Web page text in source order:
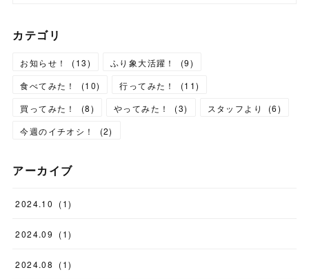
カテゴリ
お知らせ！ (13) ふり象大活躍！ (9)
食べてみた！
(10) 行ってみた！ (11)
買ってみた！
(8) やってみた！ (3) スタッフより (6)
今週のイチオシ！
(2)
アーカイブ
2024.10 (1)
2024.09 (1)
2024.08 (1)